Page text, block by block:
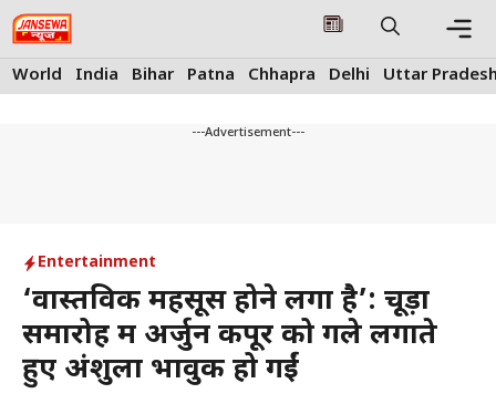
Skip
to
content
World India Bihar Patna Chhapra Delhi Uttar
---Advertisement---
Entertainment
‘वास्तविक महसूस होने लगा है’: चूड़ा
समारोह में अर्जुन कपूर को गले लगाते
हुए अंशुला भावुक हो गईं